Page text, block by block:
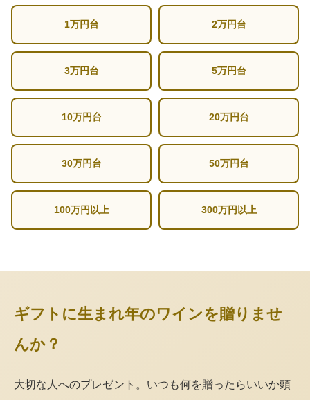
1万円台 2万円台
3万円台 5万円台
10万円台 20万円台
30万円台 50万円台
100万円以上 300万円以上
ギフトに生まれ年のワインを贈りませ
んか？
大切な人へのプレゼント。いつも何を贈ったらいいか頭